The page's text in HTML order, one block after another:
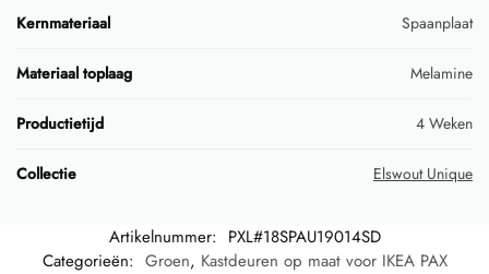
Kernmateriaal Spaanplaat
Materiaal toplaag Melamine
Productietijd 4 Weken
Collectie Elswout Unique
Artikelnummer: PXL#18SPAU19014SD
Categorieën: Groen, Kastdeuren op maat voor IKEA PAX